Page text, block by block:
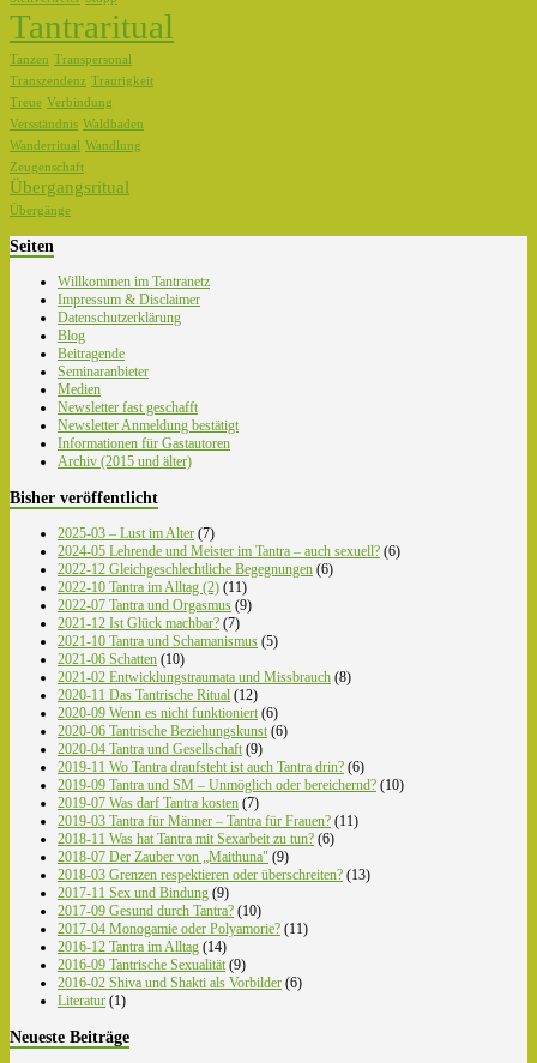
Tantraritual
Tanzen Transpersonal
Transzendenz Traurigkeit
Treue Verbindung
Versständnis Waldbaden
Wanderritual Wandlung
Zeugenschaft
Übergangsritual
Übergänge
Seiten
Willkommen im Tantranetz
Impressum & Disclaimer
Datenschutzerklärung
Blog
Beitragende
Seminaranbieter
Medien
Newsletter fast geschafft
Newsletter Anmeldung bestätigt
Informationen für Gastautoren
Archiv (2015 und älter)
Bisher veröffentlicht
2025-03 – Lust im Alter (7)
2024-05 Lehrende und Meister im Tantra – auch sexuell? (6)
2022-12 Gleichgeschlechtliche Begegnungen (6)
2022-10 Tantra im Alltag (2) (11)
2022-07 Tantra und Orgasmus (9)
2021-12 Ist Glück machbar? (7)
2021-10 Tantra und Schamanismus (5)
2021-06 Schatten (10)
2021-02 Entwicklungstraumata und Missbrauch (8)
2020-11 Das Tantrische Ritual (12)
2020-09 Wenn es nicht funktioniert (6)
2020-06 Tantrische Beziehungskunst (6)
2020-04 Tantra und Gesellschaft (9)
2019-11 Wo Tantra draufsteht ist auch Tantra drin? (6)
2019-09 Tantra und SM – Unmöglich oder bereichernd? (10)
2019-07 Was darf Tantra kosten (7)
2019-03 Tantra für Männer – Tantra für Frauen? (11)
2018-11 Was hat Tantra mit Sexarbeit zu tun? (6)
2018-07 Der Zauber von „Maithuna" (9)
2018-03 Grenzen respektieren oder überschreiten? (13)
2017-11 Sex und Bindung (9)
2017-09 Gesund durch Tantra? (10)
2017-04 Monogamie oder Polyamorie? (11)
2016-12 Tantra im Alltag (14)
2016-09 Tantrische Sexualität (9)
2016-02 Shiva und Shakti als Vorbilder (6)
Literatur (1)
Neueste Beiträge